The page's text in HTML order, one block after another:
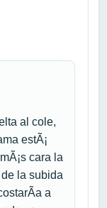
al cole,
estÃ¡
cara la
la subida
a